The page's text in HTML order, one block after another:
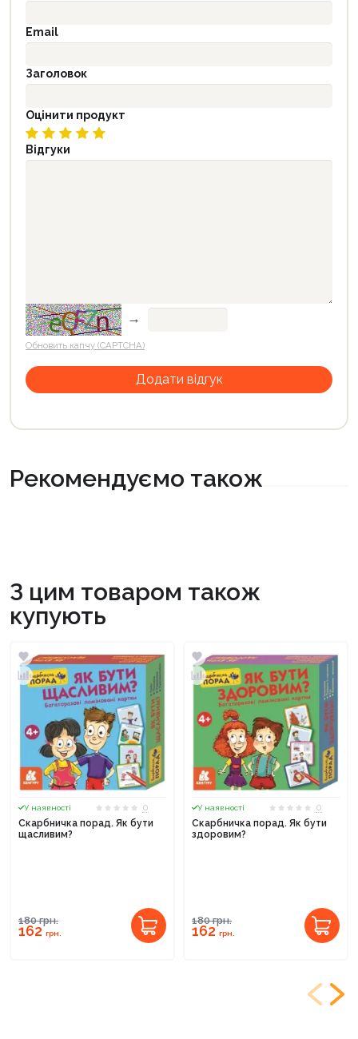
Email
Заголовок
Оцінити продукт
Відгуки
→
Обновить капчу (CAPTCHA)
Рекомендуємо також
З цим товаром також
купують
У наявності
0
Скарбничка порад. Як бути
щасливим?
180грн.
162грн.
У наявності
0
Скарбничка порад. Як бути
здоровим?
180грн.
162грн.